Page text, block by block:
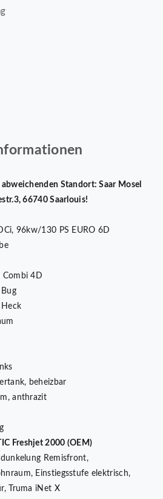
Standort: Saar Mosel
66740 Saarlouis!
96kw/130 PS EURO 6D
Combi 4D
beheizbar
anthrazit
Freshjet 2000 (OEM)
Remisfront,
Einstiegsstufe elektrisch,
Truma iNet X